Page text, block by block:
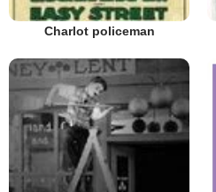
Charlot policeman